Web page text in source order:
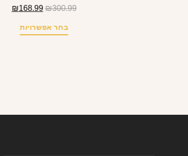
₪300.99
₪168.99
בחר אפשרויות